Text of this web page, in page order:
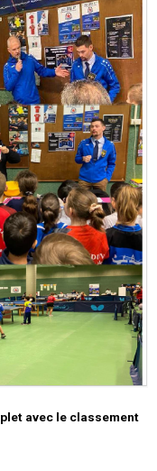
avec le classement